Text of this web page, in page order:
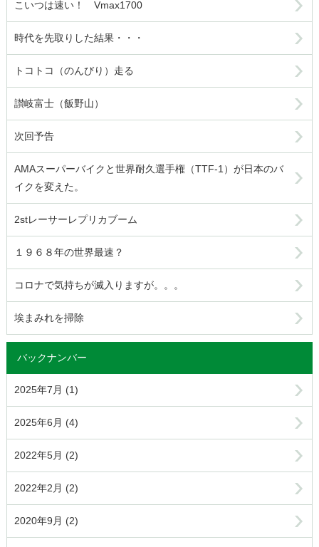
こいつは速い！ Vmax1700
時代を先取りした結果・・・
トコトコ（のんびり）走る
讃岐富士（飯野山）
次回予告
AMAスーパーバイクと世界耐久選手権（TTF-1）が日本のバ
イクを変えた。
2stレーサーレプリカブーム
１９６８年の世界最速？
コロナで気持ちが滅入りますが。。。
埃まみれを掃除
バックナンバー
2025年7月 (1)
2025年6月 (4)
2022年5月 (2)
2022年2月 (2)
2020年9月 (2)